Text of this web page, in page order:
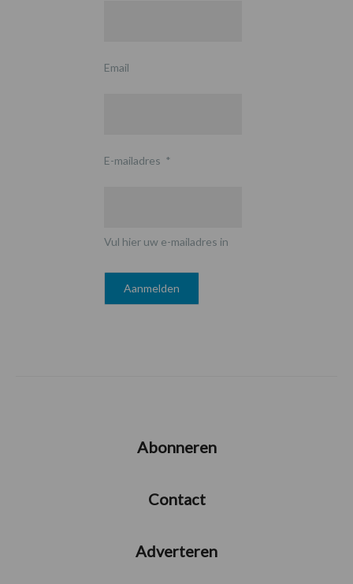
Email
E-mailadres *
Vul hier uw e-mailadres in
Abonneren
Contact
Adverteren